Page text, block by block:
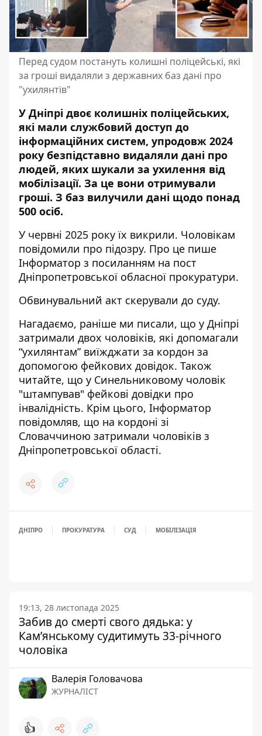
Перед судом постануть колишні поліцейські, які
за гроші видаляли з державних баз дані про
"ухилянтів"
У Дніпрі двоє колишніх поліцейських,
які мали службовий доступ до
інформаційних систем, упродовж 2024
року безпідставно видаляли дані про
людей, яких шукали за ухилення від
мобілізації. За це вони отримували
гроші. З баз вилучили дані щодо понад
500 осіб.
У червні 2025 року їх викрили. Чоловікам
повідомили про підозру. Про це пише
Інформатор з посиланням на пост
Дніпропетровської обласної прокуратури.
Обвинувальний акт скерували до суду.
Нагадаємо, раніше ми писали, що у Дніпрі
затримали двох чоловіків, які допомагали
“ухилянтам” виїжджати за кордон за
допомогою фейкових довідок. Також
читайте, що у Синельниковому чоловік
"штампував" фейкові довідки про
інвалідність. Крім цього, Інформатор
повідомляв, що на кордоні зі
Словаччиною затримали чоловіків з
Дніпропетровської області.
ДНІПРО ПРОКУРАТУРА СУД МОБІЛІЗАЦІЯ
19:13, 28 листопада 2025
Забив до смерті свого дядька: у
Кам’янському судитимуть 33-річного
чоловіка
Валерія Головачова
ЖУРНАЛІСТ
👍